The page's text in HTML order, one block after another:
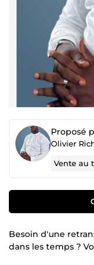
Proposé
Vente au
Besoin d'une
dans les temps ?